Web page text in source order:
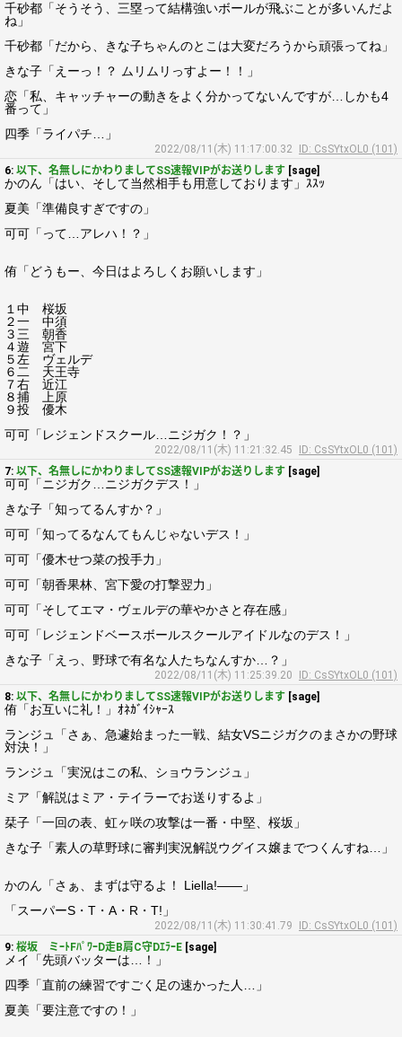
千砂都「そうそう、三塁って結構強いボールが飛ぶことが多いんだよ
ね」
千砂都「だから、きな子ちゃんのとこは大変だろうから頑張ってね」
きな子「えーっ！？ ムリムリっすよー！！」
恋「私、キャッチャーの動きをよく分かってないんですが…しかも4
番って」
四季「ライパチ…」
2022/08/11(木) 11:17:00.32
ID: CsSYtxOL0 (101)
6: 以下、名無しにかわりましてSS速報VIPがお送りします [sage]
かのん「はい、そして当然相手も用意しております」ｽｽｯ
夏美「準備良すぎですの」
可可「って…アレハ！？」
侑「どうもー、今日はよろしくお願いします」
１中 桜坂
２一 中須
３三 朝香
４遊 宮下
５左 ヴェルデ
６二 天王寺
７右 近江
８捕 上原
９投 優木
可可「レジェンドスクール…ニジガク！？」
2022/08/11(木) 11:21:32.45
ID: CsSYtxOL0 (101)
7: 以下、名無しにかわりましてSS速報VIPがお送りします [sage]
可可「ニジガク…ニジガクデス！」
きな子「知ってるんすか？」
可可「知ってるなんてもんじゃないデス！」
可可「優木せつ菜の投手力」
可可「朝香果林、宮下愛の打撃翌力」
可可「そしてエマ・ヴェルデの華やかさと存在感」
可可「レジェンドベースボールスクールアイドルなのデス！」
きな子「えっ、野球で有名な人たちなんすか…？」
2022/08/11(木) 11:25:39.20
ID: CsSYtxOL0 (101)
8: 以下、名無しにかわりましてSS速報VIPがお送りします [sage]
侑「お互いに礼！」ｵﾈｶﾞｲｼｬｰｽ
ランジュ「さぁ、急遽始まった一戦、結女VSニジガクのまさかの野球
対決！」
ランジュ「実況はこの私、ショウランジュ」
ミア「解説はミア・テイラーでお送りするよ」
栞子「一回の表、虹ヶ咲の攻撃は一番・中堅、桜坂」
きな子「素人の草野球に審判実況解説ウグイス嬢までつくんすね…」
かのん「さぁ、まずは守るよ！ Liella!――」
「スーパーS・T・A・R・T!」
2022/08/11(木) 11:30:41.79
ID: CsSYtxOL0 (101)
9: 桜坂 ミｰﾄFﾊﾟﾜｰD走B肩C守DｴﾗｰE [sage]
メイ「先頭バッターは…！」
四季「直前の練習ですごく足の速かった人…」
夏美「要注意ですの！」